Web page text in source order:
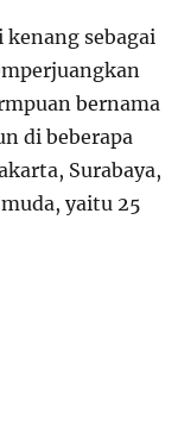
sebagai
bernama
di beberapa
Surabaya,
yaitu 25